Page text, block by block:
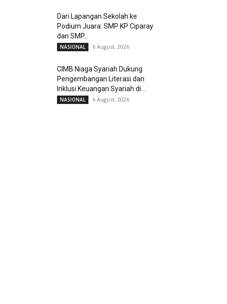
Dari Lapangan Sekolah ke
Podium Juara: SMP KP Ciparay
dan SMP...
NASIONAL 6 August, 2026
CIMB Niaga Syariah Dukung
Pengembangan Literasi dan
Inklusi Keuangan Syariah di...
NASIONAL 6 August, 2026